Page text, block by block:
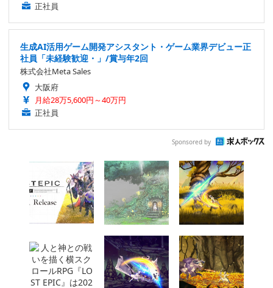
正社員
生成AI活用ゲーム開発アシスタント・ゲーム業界デビュー正
社員「未経験歓迎・」/賞与年2回
株式会社Meta Sales
大阪府
月給28万5,600円～40万円
正社員
Sponsored by